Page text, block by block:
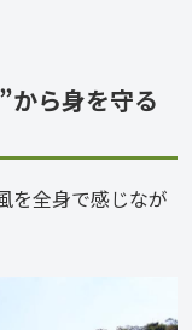
から身を守る
を全身で感じなが